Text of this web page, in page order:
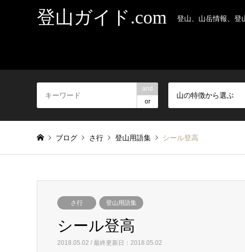
登山ガイド.com 登山、山岳情報、登
and
or
山の特徴から選ぶ
ブログ さ行 登山用語集 シール登高
さ行 登山用語集
シール登高
2018.05.02 / 最終更新日：2018.05.02